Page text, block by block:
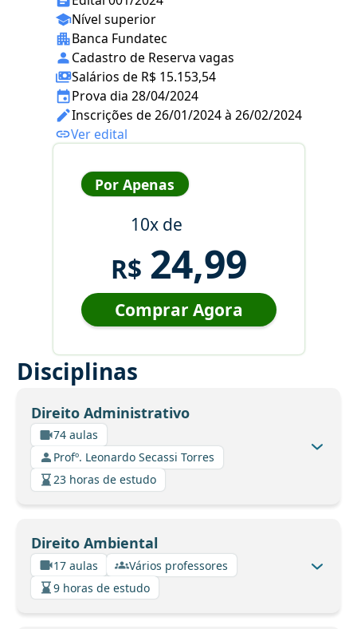
Nível superior
Banca Fundatec
Cadastro de Reserva vagas
Salários de R$ 15.153,54
Prova dia 28/04/2024
Inscrições de 26/01/2024 à 26/02/2024
Ver edital
Por Apenas
10x de
R$ 24,99
Comprar Agora
Disciplinas
Direito Administrativo
74 aulas
Profº. Leonardo Secassi Torres
23 horas de estudo
Direito Ambiental
17 aulas
Vários professores
9 horas de estudo